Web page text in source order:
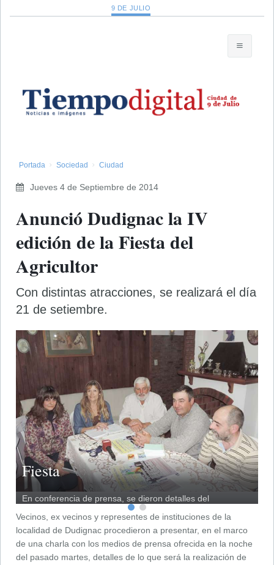
9 DE JULIO
Portada Sociedad Ciudad
Jueves 4 de Septiembre de 2014
Anunció Dudignac la IV
edición de la Fiesta del
Agricultor
Con distintas atracciones, se realizará el día
21 de setiembre.
Fiesta
En conferencia de prensa, se dieron detalles del
importante evento.
Vecinos, ex vecinos y representes de instituciones de la
localidad de Dudignac procedieron a presentar, en el marco
de una charla con los medios de prensa ofrecida en la noche
del pasado martes, detalles de lo que será la realización de